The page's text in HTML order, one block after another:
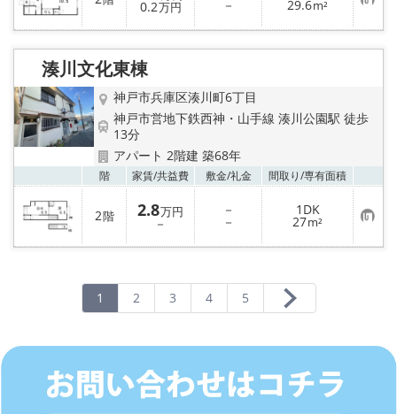
登
録
0.2万円 － 29.6m² お
気
に
り
湊川文化東棟
神戸市兵庫区湊川町6丁目
神戸市営地下鉄西神・山手線 湊川公園駅 徒歩
13分
アパート 2階建 築68年
階 家賃/共益費 敷金/礼金 間取り/専有面積
2階 2.8万円
－
－
－
1DK
27m² お
気
に
1 2 3 4 5